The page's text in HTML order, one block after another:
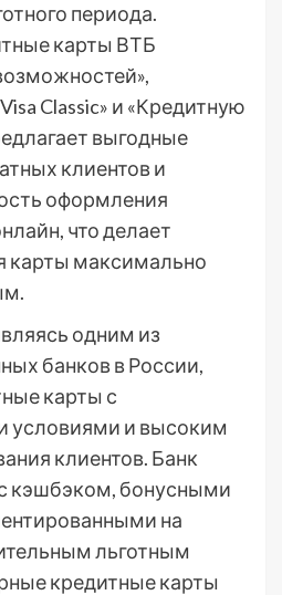
периода.
карты ВТБ
Classic» и «Кредитную
выгодные
клиентов и
оформления
что делает
карты максимально
одним из
банков в России,
карты с
условиями и высоким
клиентов. Банк
кэшбэком, бонусными
на
льготным
кредитные карты